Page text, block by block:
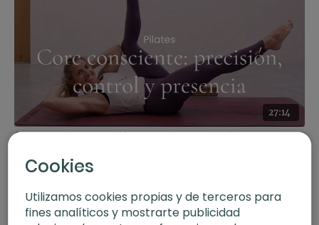
27:14
Core consciente: precisión, control y presencia. Pilates con Judith
Cookies
Utilizamos cookies propias y de terceros para
fines analíticos y mostrarte publicidad